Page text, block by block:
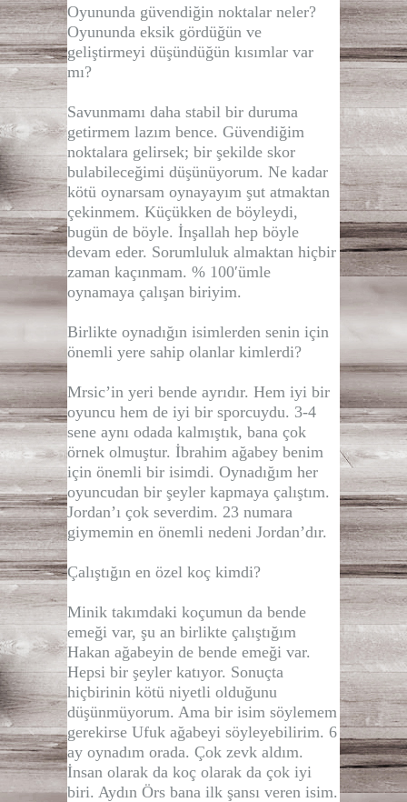
Oyununda güvendiğin noktalar neler?
Oyununda eksik gördüğün ve
geliştirmeyi düşündüğün kısımlar var
mı?
Savunmamı daha stabil bir duruma
getirmem lazım bence. Güvendiğim
noktalara gelirsek; bir şekilde skor
bulabileceğimi düşünüyorum. Ne kadar
kötü oynarsam oynayayım şut atmaktan
çekinmem. Küçükken de böyleydi,
bugün de böyle. İnşallah hep böyle
devam eder. Sorumluluk almaktan hiçbir
zaman kaçınmam. % 100′ümle
oynamaya çalışan biriyim.
Birlikte oynadığın isimlerden senin için
önemli yere sahip olanlar kimlerdi?
Mrsic’in yeri bende ayrıdır. Hem iyi bir
oyuncu hem de iyi bir sporcuydu. 3-4
sene aynı odada kalmıştık, bana çok
örnek olmuştur. İbrahim ağabey benim
için önemli bir isimdi. Oynadığım her
oyuncudan bir şeyler kapmaya çalıştım.
Jordan’ı çok severdim. 23 numara
giymemin en önemli nedeni Jordan’dır.
Çalıştığın en özel koç kimdi?
Minik takımdaki koçumun da bende
emeği var, şu an birlikte çalıştığım
Hakan ağabeyin de bende emeği var.
Hepsi bir şeyler katıyor. Sonuçta
hiçbirinin kötü niyetli olduğunu
düşünmüyorum. Ama bir isim söylemem
gerekirse Ufuk ağabeyi söyleyebilirim. 6
ay oynadım orada. Çok zevk aldım.
İnsan olarak da koç olarak da çok iyi
biri. Aydın Örs bana ilk şansı veren isim.